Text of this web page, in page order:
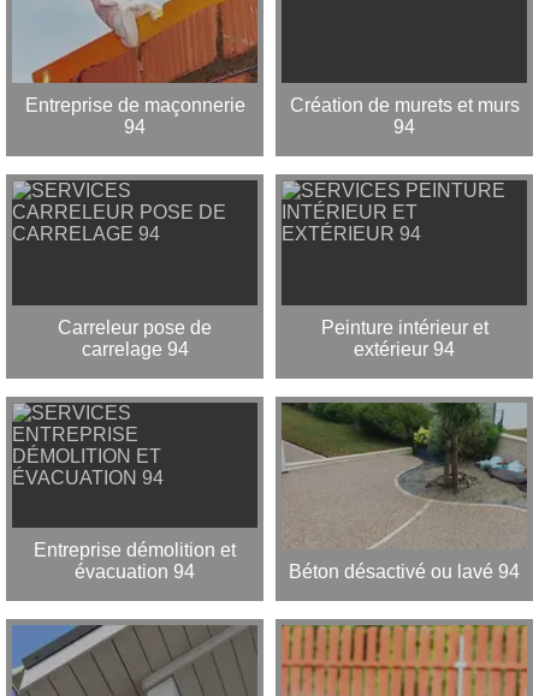
Entreprise de maçonnerie
94
Création de murets et murs
94
Carreleur pose de
carrelage 94
Peinture intérieur et
extérieur 94
Entreprise démolition et
évacuation 94
Béton désactivé ou lavé 94